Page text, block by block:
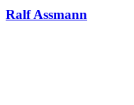
Ralf Assmann